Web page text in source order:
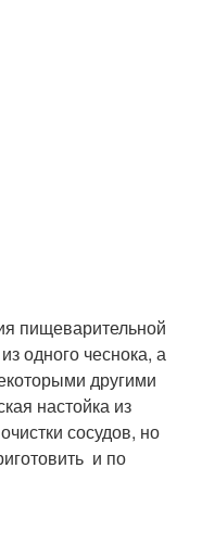
пищеварительной
одного чеснока, а
другими
настойка из
сосудов, но
и по